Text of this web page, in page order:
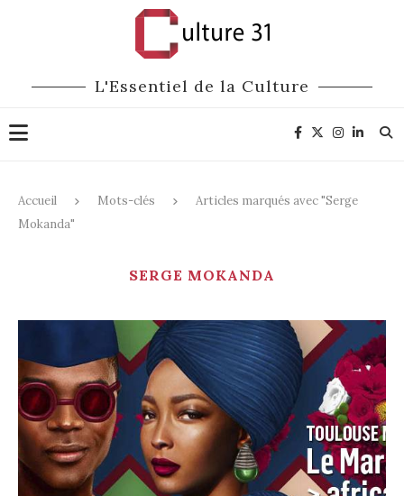
L'Essentiel de la Culture
Accueil Mots-clés
Articles marqués avec "Serge
Mokanda"
SERGE MOKANDA